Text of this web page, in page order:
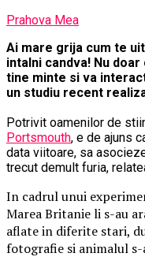
Prahova Mea
Ai mare grija cum te
intalni candva! Nu
tine minte si va
un studiu recent
Potrivit oamenilor de
Portsmouth, e de ajuns
data viitoare, sa
trecut demult furia,
In cadrul unui
Marea Britanie li s-au
aflate in diferite stari,
fotografie si animalul